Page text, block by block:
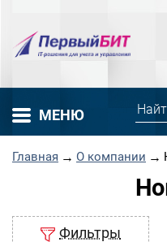
МЕНЮ
Главная → О компании →
Фильтры